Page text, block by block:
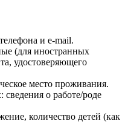
и e-mail.
(для иностранных
удостоверяющего
место проживания.
сведения о работе/роде
количество детей (как